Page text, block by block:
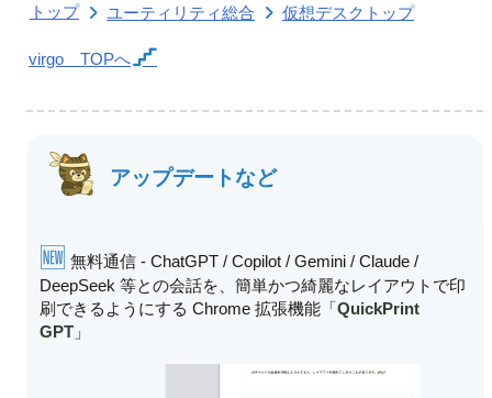
トップ ユーティリティ総合 仮想デスクトップ
virgo TOPへ
アップデートなど